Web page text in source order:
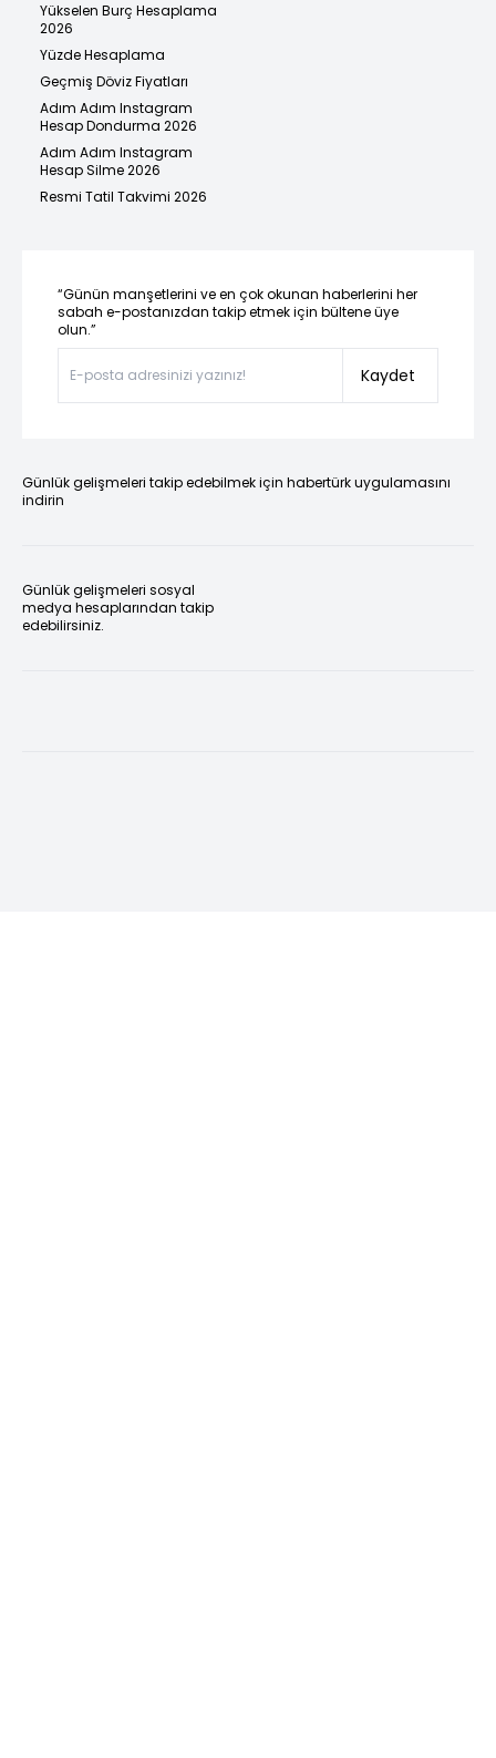
Yükselen Burç Hesaplama
2026
Yüzde Hesaplama
Geçmiş Döviz Fiyatları
Adım Adım Instagram
Hesap Dondurma 2026
Adım Adım Instagram
Hesap Silme 2026
Resmi Tatil Takvimi 2026
“Günün manşetlerini ve en çok okunan haberlerini her
sabah e-postanızdan takip etmek için bültene üye
olun.”
Kaydet
Günlük gelişmeleri takip edebilmek için habertürk uygulamasını
indirin
Günlük gelişmeleri sosyal
medya hesaplarından takip
edebilirsiniz.